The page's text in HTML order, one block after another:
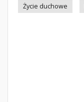
Życie duchowe